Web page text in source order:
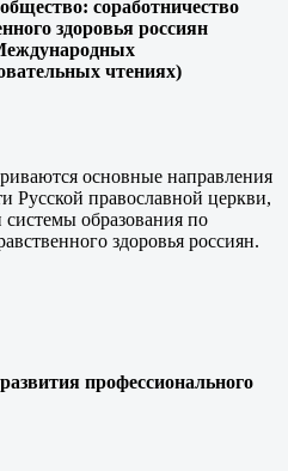
соработничество
здоровья россиян
чтениях)
основные направления
Русской православной церкви,
системы образования по
здоровья россиян.
профессионального